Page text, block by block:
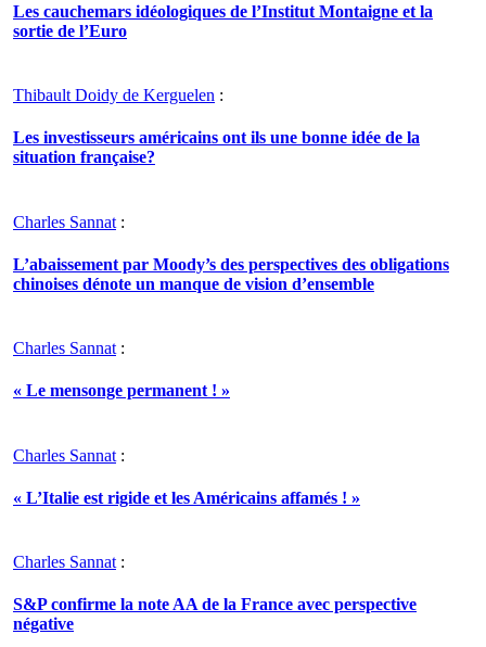
Les cauchemars idéologiques de l’Institut Montaigne et la
sortie de l’Euro
Thibault Doidy de Kerguelen :
Les investisseurs américains ont ils une bonne idée de la
situation française?
Charles Sannat :
L’abaissement par Moody’s des perspectives des obligations
chinoises dénote un manque de vision d’ensemble
Charles Sannat :
« Le mensonge permanent ! »
Charles Sannat :
« L’Italie est rigide et les Américains affamés ! »
Charles Sannat :
S&P confirme la note AA de la France avec perspective
négative